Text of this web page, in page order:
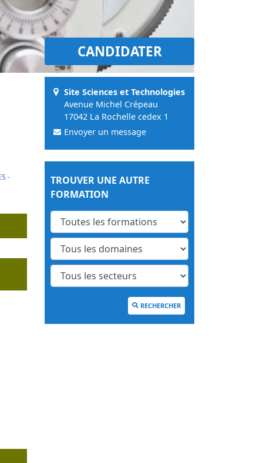
-
CANDIDATER
Site Sciences et Technologies
Avenue Michel Crépeau
17042 La Rochelle cedex 1
Envoyer un message
TROUVER UNE AUTRE
FORMATION
RECHERCHER